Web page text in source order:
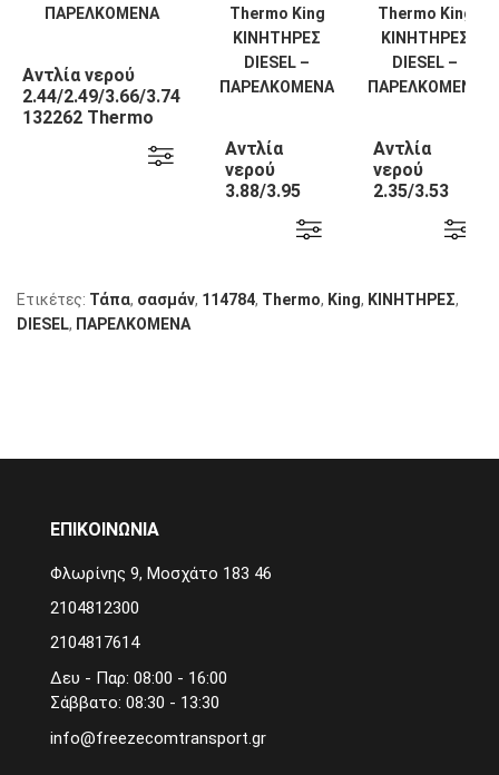
Αντλία νερού
2.44/2.49/3.66/3.74
132262 Thermo
Αντλία
νερού
3.88/3.95
Αντλία
νερού
2.35/3.53
Ετικέτες: Τάπα, σασμάν, 114784, Thermo, King, KΙΝΗΤΗΡΕΣ,
DIESEL, ΠΑΡΕΛΚΟΜΕΝΑ
ΕΠΙΚΟΙΝΩΝΙΑ
Φλωρίνης 9, Μοσχάτο 183 46
2104812300
2104817614
Δευ - Παρ: 08:00 - 16:00
Σάββατο: 08:30 - 13:30
info@freezecomtransport.gr